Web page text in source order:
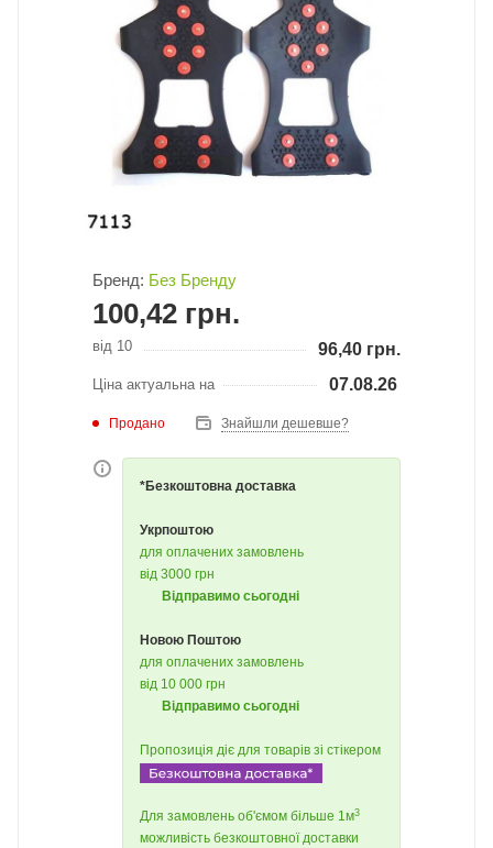
Бренд: Без Бренду
100,42 грн.
від 10 96,40 грн.
Ціна актуальна на 07.08.26
Продано Знайшли дешевше?
*Безкоштовна доставка
Укрпоштою
для оплачених замовлень
від 3000 грн
Відправимо сьогодні
Новою Поштою
для оплачених замовлень
від 10 000 грн
Відправимо сьогодні
Пропозиція діє для товарів зі стікером
Для замовлень об'ємом більше 1м3
можливість безкоштовної доставки